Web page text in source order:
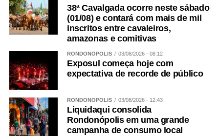
38ª Cavalgada ocorre neste sábado
(01/08) e contará com mais de mil
inscritos entre cavaleiros,
amazonas e comitivas
RONDONÓPOLIS 03/08/2026 - 08:12
Exposul começa hoje com
expectativa de recorde de público
RONDONÓPOLIS 03/08/2026 - 12:43
Liquidaqui consolida
Rondonópolis em uma grande
campanha de consumo local